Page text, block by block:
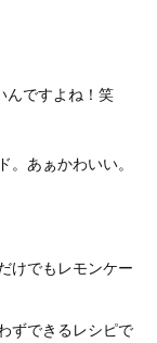
んですよね！笑
あぁかわいい。
けでもレモンケー
ずできるレシピで